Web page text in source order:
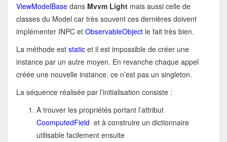
ViewModelBasedans Mvvm Lightmais aussi celle de
classes du Model car très souvent ces dernières doivent
implémenter INPC et ObservableObjectle fait très bien.
La méthode est staticet il est impossible de créer une
instance par un autre moyen. En revanche chaque appel
créée une nouvelle instance, ce n’est pas un singleton.
La séquence réalisée par l’initialisation consiste :
A trouver les propriétés portant l’attribut
CoomputedField et à construire un dictionnaire
utilisable facilement ensuite